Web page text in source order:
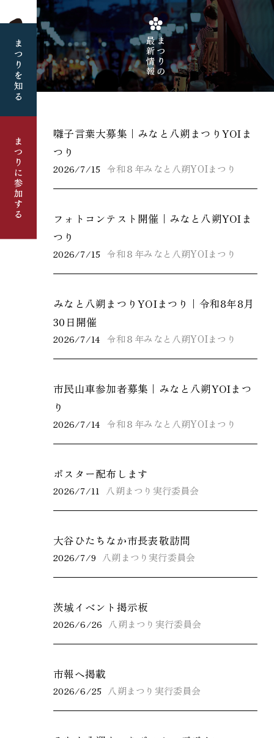
2026/7/15 令和８年みなと八朔YOIまつり
囃子言葉大募集｜みなと八朔まつりYOIま
つり
2026/7/15 令和８年みなと八朔YOIまつり
フォトコンテスト開催｜みなと八朔YOIま
つり
2026/7/14 令和８年みなと八朔YOIまつり
みなと八朔まつりYOIまつり｜令和8年8月
30日開催
2026/7/14 令和８年みなと八朔YOIまつり
市民山車参加者募集｜みなと八朔YOIまつ
り
2026/7/11 八朔まつり実行委員会
ポスター配布します
2026/7/9 八朔まつり実行委員会
大谷ひたちなか市長表敬訪問
2026/6/26 八朔まつり実行委員会
茨城イベント掲示板
2026/6/25 八朔まつり実行委員会
市報へ掲載